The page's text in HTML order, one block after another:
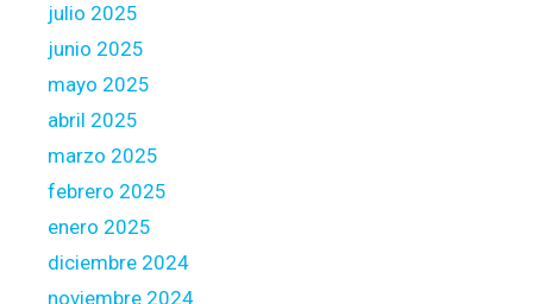
c
t
i
c
t
julio 2025
junio 2025
mayo 2025
abril 2025
marzo 2025
febrero 2025
enero 2025
diciembre 2024
noviembre 2024